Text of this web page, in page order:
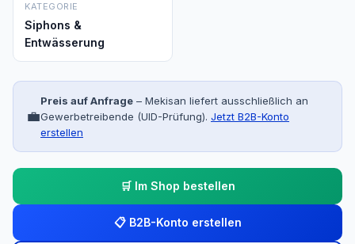
KATEGORIE
Siphons &
Entwässerung
💼
Preis auf Anfrage – Mekisan liefert ausschließlich an
Gewerbetreibende (UID-Prüfung). Jetzt B2B-Konto
erstellen
🛒 Im Shop bestellen
📋 B2B-Konto erstellen